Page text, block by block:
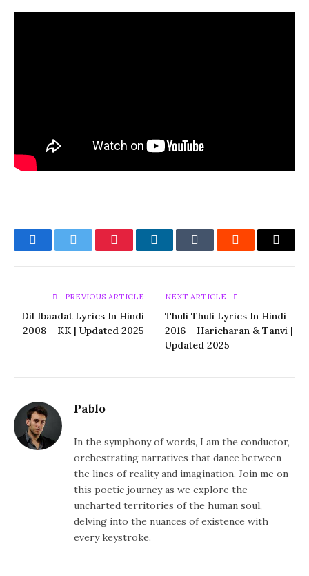
FacebookTwitter PinterestLinkedInTumblr Reddit Email
PREVIOUS ARTICLE
Dil Ibaadat Lyrics In Hindi
2008 – KK | Updated 2025
NEXT ARTICLE
Thuli Thuli Lyrics In Hindi
2016 – Haricharan & Tanvi |
Updated 2025
Pablo
In the symphony of words, I am the conductor,
orchestrating narratives that dance between
the lines of reality and imagination. Join me on
this poetic journey as we explore the
uncharted territories of the human soul,
delving into the nuances of existence with
every keystroke.